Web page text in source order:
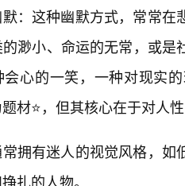
：这种幽默方式，常常
渺小、命运的无常，或
会心的一笑，一种对现实
材⭐，但其核心在于对人
拥有迷人的视觉风格，
扎的人物。